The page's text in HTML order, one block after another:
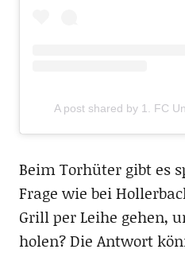
A post shared by 1. FC
Beim Torhüter gibt es
Frage wie bei
Grill per Leihe gehen,
holen? Die Antwort